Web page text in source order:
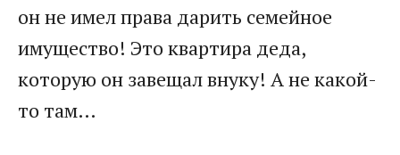
он не имел права дарить семейное
имущество! Это квартира деда,
которую он завещал внуку! А не какой-
то там…